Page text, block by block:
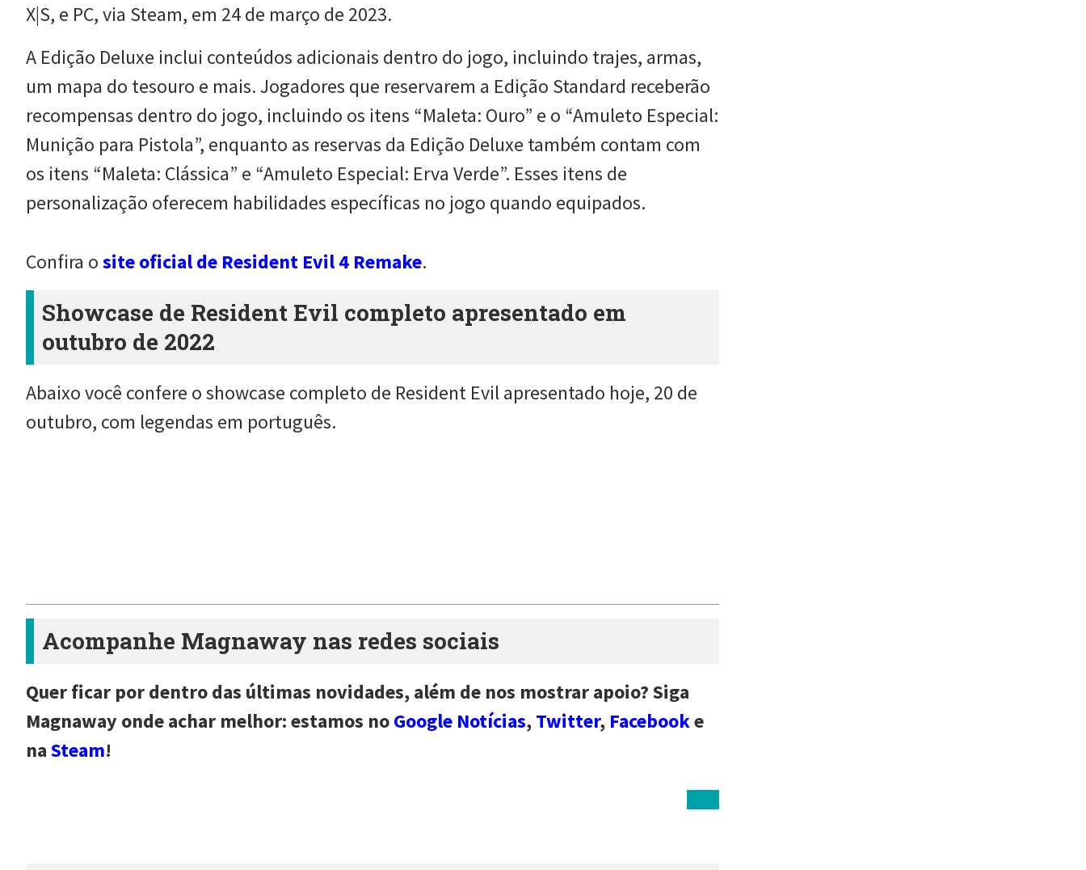
X|S, e PC, via Steam, em 24 de março de 2023.
A Edição Deluxe inclui conteúdos adicionais dentro do jogo, incluindo trajes, armas,
um mapa do tesouro e mais. Jogadores que reservarem a Edição Standard receberão
recompensas dentro do jogo, incluindo os itens “Maleta: Ouro” e o “Amuleto Especial:
Munição para Pistola”, enquanto as reservas da Edição Deluxe também contam com
os itens “Maleta: Clássica” e “Amuleto Especial: Erva Verde”. Esses itens de
personalização oferecem habilidades específicas no jogo quando equipados.
Confira osite oficial de Resident Evil 4 Remake.
Showcase de Resident Evil completo apresentado em
outubro de 2022
Abaixo você confere o showcase completo de Resident Evil apresentado hoje, 20 de
outubro, com legendas em português.
Acompanhe Magnaway nas redes sociais
Quer ficar por dentro das últimas novidades, além de nos mostrar apoio? Siga
Magnaway onde achar melhor: estamos noGoogle Notícias,Twitter, Facebooke
naSteam!